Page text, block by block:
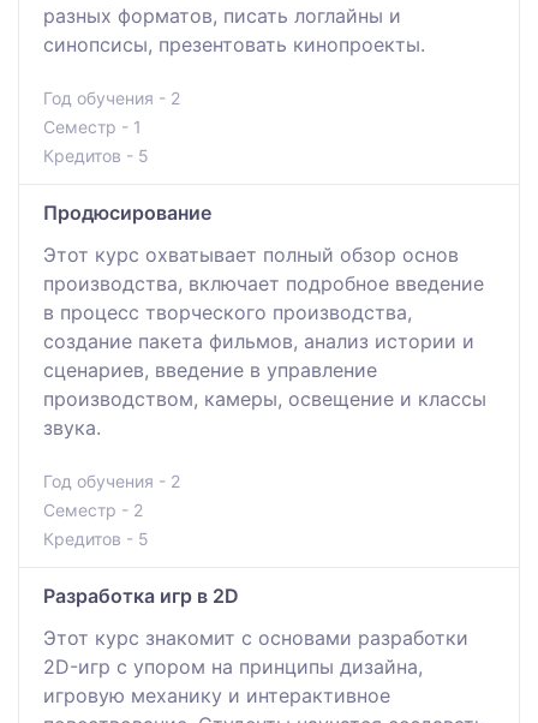
разных форматов, писать логлайны и
синопсисы, презентовать кинопроекты.
Год обучения - 2
Семестр - 1
Кредитов - 5
Продюсирование
Этот курс охватывает полный обзор основ
производства, включает подробное введение
в процесс творческого производства,
создание пакета фильмов, анализ истории и
сценариев, введение в управление
производством, камеры, освещение и классы
звука.
Год обучения - 2
Семестр - 2
Кредитов - 5
Разработка игр в 2D
Этот курс знакомит с основами разработки
2D-игр с упором на принципы дизайна,
игровую механику и интерактивное